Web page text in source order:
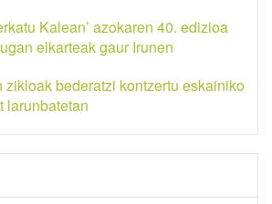
Kalean’ azokaren 40. edizioa
elkarteak gaur Irunen
zikloak bederatzi kontzertu eskainiko
larunbatetan